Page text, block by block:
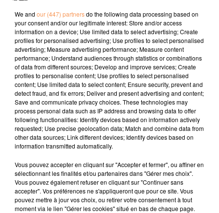
www.pau.fr
00:45 SAINT-JEAN-DE - LUZ / Festival international du film
de Saint-Jean-de-Luz du 06 au 12 octobre au Cinéma le
selectwww.saint-jean-de-luz.com
TITRES DIFFUSÉS
18h20
18h20 18h15
18h15 18h12
18h12
We and our (447) partnersdo the following data processing based on
your consent and/or our legitimate interest: Store and/or access
information on a device; Use limited data to select advertising; Create
profiles for personalised advertising; Use profiles to select personalised
advertising; Measure advertising performance; Measure content
performance; Understand audiences through statistics or combinations
of data from different sources; Develop and improve services; Create
profiles to personalise content; Use profiles to select personalised
content; Use limited data to select content; Ensure security, prevent and
detect fraud, and fix errors; Deliver and present advertising and content;
Save and communicate privacy choices. These technologies may
process personal data such as IP address and browsing data to offer
following functionalities: Identify devices based on information actively
requested; Use precise geolocation data; Match and combine data from
other data sources; Link different devices; Identify devices based on
information transmitted automatically.
Vous pouvez accepter en cliquant sur "Accepter et fermer", ou affiner en
sélectionnant les finalités et/ou partenaires dans "Gérer mes choix".
Vous pouvez également refuser en cliquant sur "Continuer sans
accepter". Vos préférences ne s'appliqueront que pour ce site. Vous
pouvez mettre à jour vos choix, ou retirer votre consentement à tout
moment via le lien "Gérer les cookies" situé en bas de chaque page.